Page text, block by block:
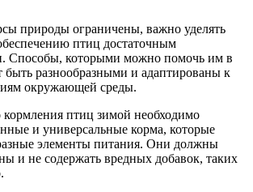
природы ограничены, важно уделять
птиц достаточным
Способы, которыми можно помочь им в
быть разнообразными и адаптированы к
окружающей среды.
птиц зимой необходимо
и универсальные корма, которые
элементы питания. Они должны
и не содержать вредных добавок, таких